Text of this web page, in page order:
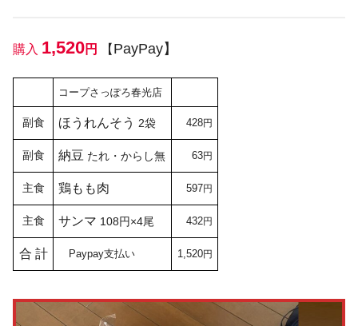
購入 1,520円 【 PayPay】
コープさっぽろ春光店
副食 ほうれんそう 2袋 428円
副食 納豆 たれ・からし無 63円
主食 鶏もも肉 597円
主食 サンマ 108円×4尾 432円
合 計 Paypay支払い 1,520円